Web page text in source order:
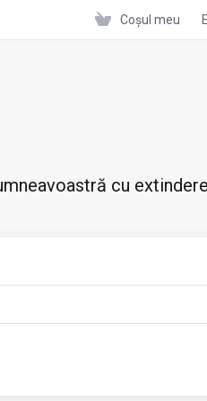
Coșul meu
cu